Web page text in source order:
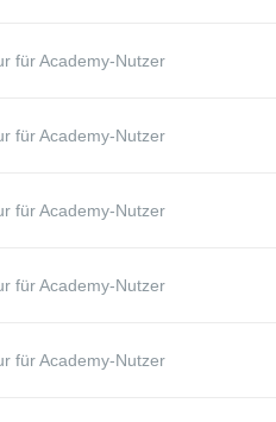
für Academy-Nutzer
für Academy-Nutzer
für Academy-Nutzer
für Academy-Nutzer
für Academy-Nutzer